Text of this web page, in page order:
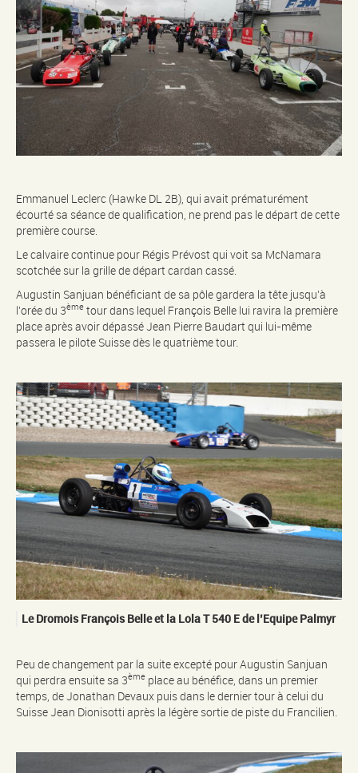
Emmanuel Leclerc (Hawke DL 2B), qui avait prématurément
écourté sa séance de qualification, ne prend pas le départ de cette
première course.
Le calvaire continue pour Régis Prévost qui voit sa McNamara
scotchée sur la grille de départ cardan cassé.
Augustin Sanjuan bénéficiant de sa pôle gardera la tête jusqu’à
l’orée du 3ème tour dans lequel François Belle lui ravira la première
place après avoir dépassé Jean Pierre Baudart qui lui-même
passera le pilote Suisse dès le quatrième tour.
Le Dromois François Belle et la Lola T 540 E de l’Equipe Palmyr
Peu de changement par la suite excepté pour Augustin Sanjuan
qui perdra ensuite sa 3ème place au bénéfice, dans un premier
temps, de Jonathan Devaux puis dans le dernier tour à celui du
Suisse Jean Dionisotti après la légère sortie de piste du Francilien.